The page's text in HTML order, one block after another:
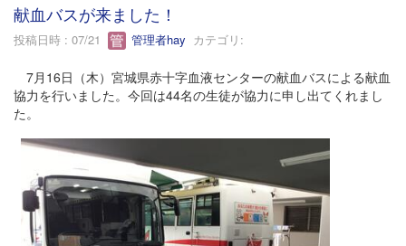
献血バスが来ました！
投稿日時 : 07/21 管理者hay カテゴリ:
7月16日（木）宮城県赤十字血液センターの献血バスによる献血
協力を行いました。今回は44名の生徒が協力に申し出てくれまし
た。